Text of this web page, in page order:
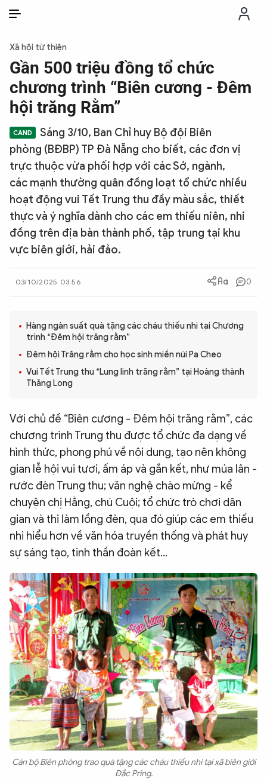
THỜI SỰ
CHỐNG DIỄN BIẾN HÒA BÌNH
CÔNG AN TRONG LÒNG DÂN
XÃ HỘI
PHÁP LUẬT
CÔNG NGHỆ
QUỐC TẾ
VĂN HÓA - THỂ THAO
BẠN ĐỌC & CAND
eMagazine
Podcast
Video Ảnh
Infographic
Chuyên trang An ninh thế giớiVăn nghệ Công an
Xã hội từ thiện
Gần 500 triệu đồng tổ chức
chương trình “Biên cương - Đêm
hội trăng Rằm”
Sáng 3/10, Ban Chỉ huy Bộ đội Biên
phòng (BĐBP) TP Đà Nẵng cho biết, các đơn vị
trực thuộc vừa phối hợp với các Sở, ngành,
các mạnh thường quân đồng loạt tổ chức nhiều
hoạt động vui Tết Trung thu đầy màu sắc, thiết
thực và ý nghĩa dành cho các em thiếu niên, nhi
đồng trên địa bàn thành phố, tập trung tại khu
vực biên giới, hải đảo.
03/10/2025 03:56 0
Hàng ngàn suất quà tặng các cháu thiếu nhi tại Chương
trình “Đêm hội trăng rằm”
Đêm hội Trăng rằm cho học sinh miền núi Pa Cheo
Vui Tết Trung thu “Lung linh trăng rằm” tại Hoàng thành
Thăng Long
Với chủ đề “Biên cương - Đêm hội trăng rằm”, các
chương trình Trung thu được tổ chức đa dạng về
hình thức, phong phú về nội dung, tạo nên không
gian lễ hội vui tươi, ấm áp và gắn kết, như múa lân -
rước đèn Trung thu; văn nghệ chào mừng - kể
chuyện chị Hằng, chú Cuội; tổ chức trò chơi dân
gian và thi làm lồng đèn, qua đó giúp các em thiếu
nhi hiểu hơn về văn hóa truyền thống và phát huy
sự sáng tạo, tinh thần đoàn kết...
Cán bộ Biên phòng trao quà tặng các cháu thiếu nhi tại xã biên giới
Đắc Pring.